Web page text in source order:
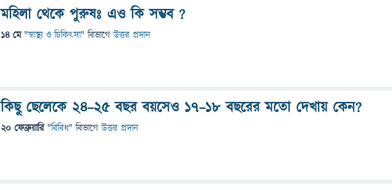
মহিলা থেকে পুরুষঃ এও কি সম্ভব ?
14 মে "স্বাস্থ্য ও চিকিৎসা" বিভাগে উত্তর প্রদান
কিছু ছেলেকে ২৪–২৫ বছর বয়সেও ১৭–১৮ বছরের মতো দেখায় কেন?
20 ফেব্রুয়ারি "বিবিধ" বিভাগে উত্তর প্রদান